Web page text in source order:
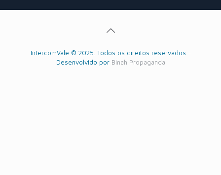
IntercomVale © 2025. Todos os direitos reservados -
Desenvolvido porBinah Propaganda